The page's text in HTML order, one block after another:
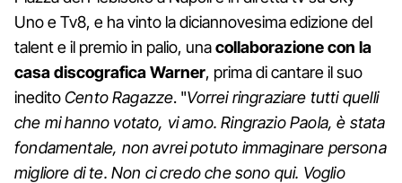
Uno e Tv8, e ha vinto la diciannovesima edizione del
talent e il premio in palio, unacollaborazione con la
casa discografica Warner, prima di cantare il suo
ineditoCento Ragazze. "Vorrei ringraziare tutti quelli
che mi hanno votato, vi amo. Ringrazio Paola, è stata
fondamentale, non avrei potuto immaginare persona
migliore di te. Non ci credo che sono qui. Voglio